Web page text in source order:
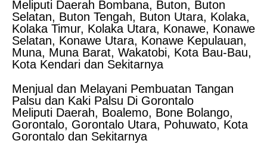
Meliputi Daerah Bombana, Buton, Buton
Selatan, Buton Tengah, Buton Utara, Kolaka,
Kolaka Timur, Kolaka Utara, Konawe, Konawe
Selatan, Konawe Utara, Konawe Kepulauan,
Muna, Muna Barat, Wakatobi, Kota Bau-Bau,
Kota Kendari dan Sekitarnya
Menjual dan Melayani Pembuatan Tangan
Palsu dan Kaki Palsu Di Gorontalo
Meliputi Daerah, Boalemo, Bone Bolango,
Gorontalo, Gorontalo Utara, Pohuwato, Kota
Gorontalo dan Sekitarnya